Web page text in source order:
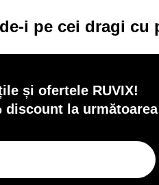
i pe cei dragi cu
și ofertele RUVIX!
discount la